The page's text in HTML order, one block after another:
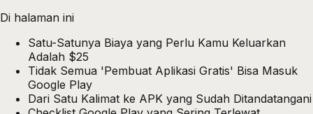
Di halaman ini
Satu-Satunya Biaya yang Perlu Kamu Keluarkan
Adalah $25
Tidak Semua 'Pembuat Aplikasi Gratis' Bisa Masuk
Google Play
Dari Satu Kalimat ke APK yang Sudah Ditandatangani